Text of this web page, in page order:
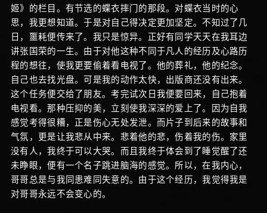
姬》的栏目。有节选的蝶衣摔门的那段。对蝶衣当时的心
思，我更想知道。于是对自己得决定更加坚定。不知过了几
日，噩耗便传来了。我只是惊异。正好有同学天天在我耳边
讲张国荣的一生。由于对他这种不同于凡人的经历及心路历
程的想往，使我更要偷着看电视了。他的葬礼，他的纪念。
自己也去找光盘。可是我的动作太快，出版商还没有出来。
这个任务便交给了朋友。考完试次日我便要回来，自己抱着
电视看。那种压抑的美，立刻使我深深的爱上了。因为自我
感觉考得很糟，正是伤心无处发泄。而片子到后来的故事和
气氛，更是让我悲从中来。悲着他的悲，伤着我的伤。家里
没有人，我终于可以大哭。而且我终于体会到了睡觉醒了还
未睁眼，便有一个名子跳进脑海的感觉。所以，在我内心，
哥哥总是与我同患难同失意的。由于这个经历，我觉得我是
对哥哥永远不会变心的。